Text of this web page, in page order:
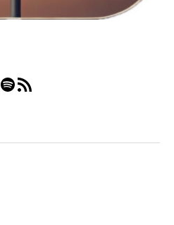
Spotify
RSS-Feed